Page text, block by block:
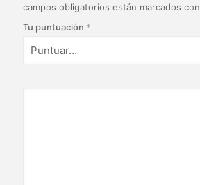
campos obligatorios están marcados con
Tu puntuación *